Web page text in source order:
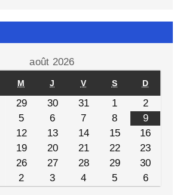
août 2026
M J V S D
29 30 31 1
2
5 6 7 8
9
12 13 14 15
16
19 20 21 22
23
26 27 28 29
30
2 3 4 5 6